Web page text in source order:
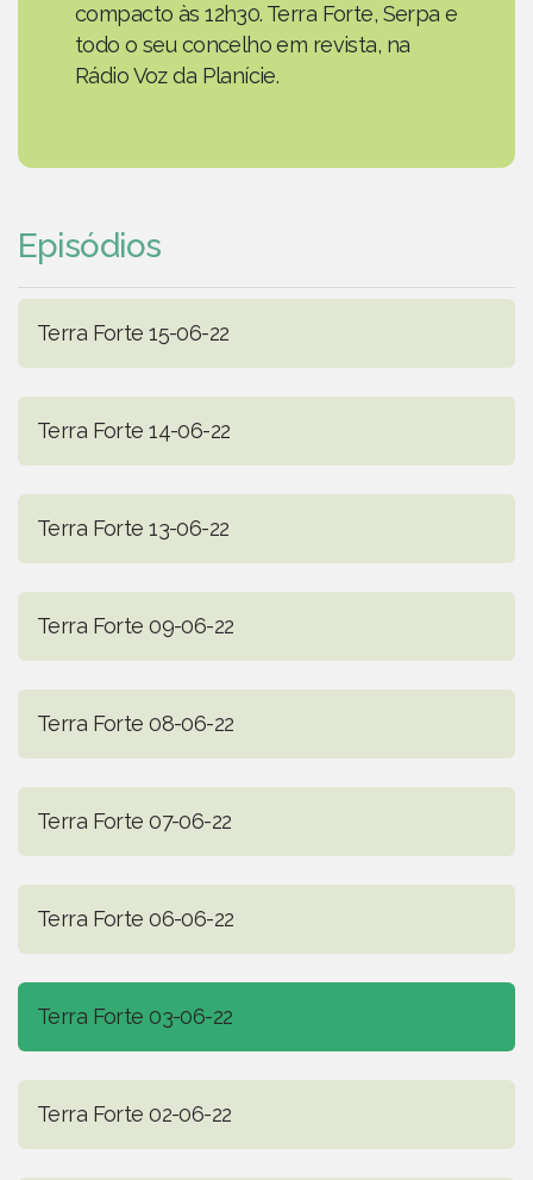
compacto às 12h30. Terra Forte, Serpa e
todo o seu concelho em revista, na
Rádio Voz da Planície.
Episódios
Terra Forte 15-06-22
Terra Forte 14-06-22
Terra Forte 13-06-22
Terra Forte 09-06-22
Terra Forte 08-06-22
Terra Forte 07-06-22
Terra Forte 06-06-22
Terra Forte 03-06-22
Terra Forte 02-06-22